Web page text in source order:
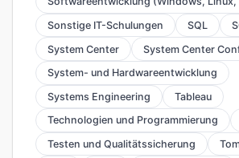
Sonstige IT-Schulungen
SQL
System Center
System Center
System- und Hardwareentwicklung
Systems Engineering
Tableau
Technologien und Programmierung
Testen und Qualitätssicherung